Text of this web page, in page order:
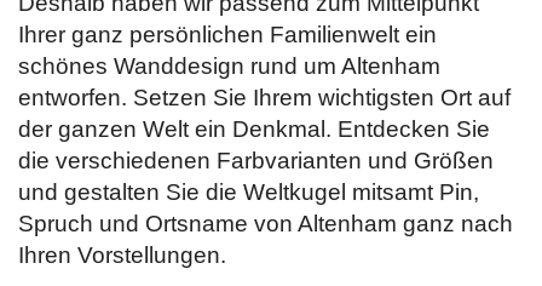
Ihrer ganz persönlichen Familienwelt ein
schönes Wanddesign rund um Altenham
entworfen. Setzen Sie Ihrem wichtigsten Ort auf
der ganzen Welt ein Denkmal. Entdecken Sie
die verschiedenen Farbvarianten und Größen
und gestalten Sie die Weltkugel mitsamt Pin,
Spruch und Ortsname von Altenham ganz nach
Ihren Vorstellungen.